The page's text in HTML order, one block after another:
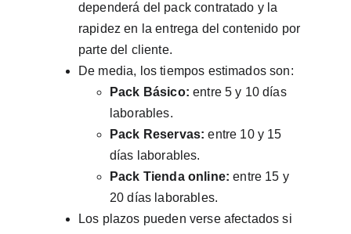
dependerá del pack contratado y la
rapidez en la entrega del contenido por
parte del cliente.
De media, los tiempos estimados son:
Pack Básico: entre 5 y 10 días
laborables.
Pack Reservas: entre 10 y 15
días laborables.
Pack Tienda online: entre 15 y
20 días laborables.
Los plazos pueden verse afectados si